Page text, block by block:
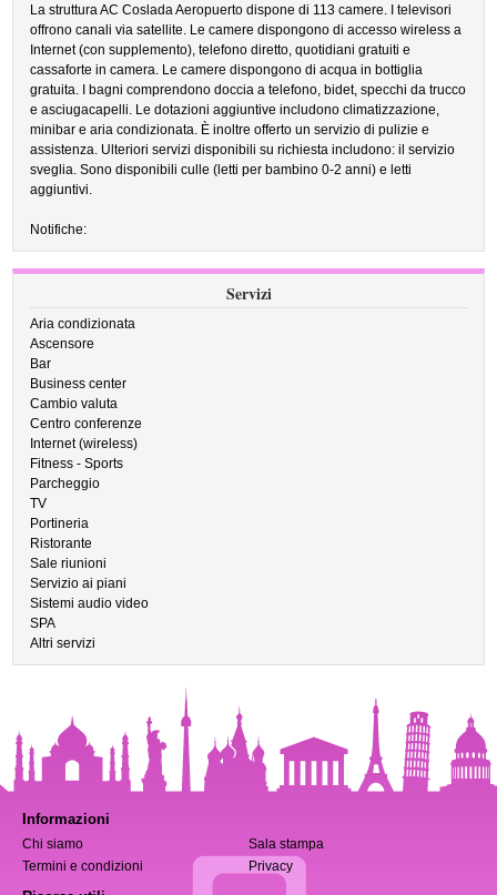
La struttura AC Coslada Aeropuerto dispone di 113 camere. I televisori
offrono canali via satellite. Le camere dispongono di accesso wireless a
Internet (con supplemento), telefono diretto, quotidiani gratuiti e
cassaforte in camera. Le camere dispongono di acqua in bottiglia
gratuita. I bagni comprendono doccia a telefono, bidet, specchi da trucco
e asciugacapelli. Le dotazioni aggiuntive includono climatizzazione,
minibar e aria condizionata. È inoltre offerto un servizio di pulizie e
assistenza. Ulteriori servizi disponibili su richiesta includono: il servizio
sveglia. Sono disponibili culle (letti per bambino 0-2 anni) e letti
aggiuntivi.
Notifiche:
Servizi
Aria condizionata
Ascensore
Bar
Business center
Cambio valuta
Centro conferenze
Internet (wireless)
Fitness - Sports
Parcheggio
TV
Portineria
Ristorante
Sale riunioni
Servizio ai piani
Sistemi audio video
SPA
Altri servizi
Informazioni
Chi siamo
Sala stampa
Termini e condizioni
Privacy